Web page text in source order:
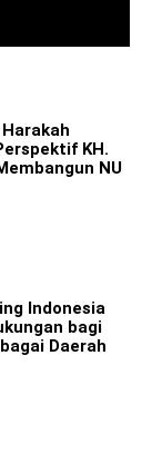
KH.
NU
Indonesia
bagi
Daerah